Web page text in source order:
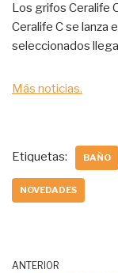
Los grifos Ceralife
Ceralife C se lanza
seleccionados
Más noticias.
Etiquetas: BAÑO
NOVEDADES
ANTERIOR